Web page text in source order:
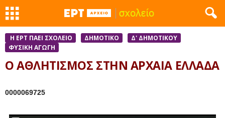
Η ΕΡΤ ΠΑΕΙ ΣΧΟΛΕΙΟ ΔΗΜΟΤΙΚΟ
Δ' ΔΗΜΟΤΙΚΟΥ
ΦΥΣΙΚΉ ΑΓΩΓΉ
Ο ΑΘΛΗΤΙΣΜΟΣ ΣΤΗΝ ΑΡΧΑΙΑ ΕΛΛΑΔΑ
0000069725